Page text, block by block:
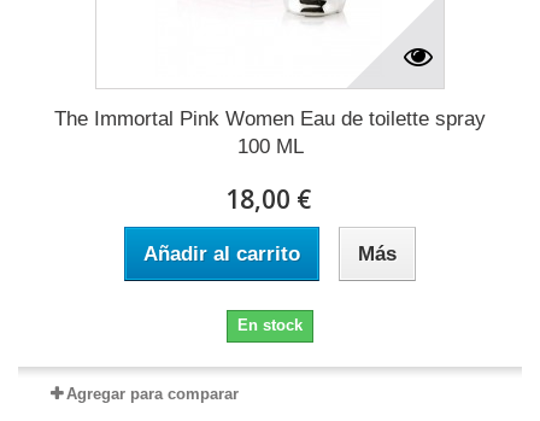
The Immortal Pink Women Eau de toilette spray
100 ML
18,00 €
Añadir al carrito Más
En stock
Agregar para comparar